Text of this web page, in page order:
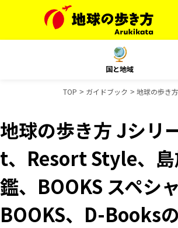
国と地域
TOP ガイドブック 地球の歩き
地球の歩き方 Jシリ
t、Resort Style、島
鑑、BOOKS スペシ
BOOKS、D-Books